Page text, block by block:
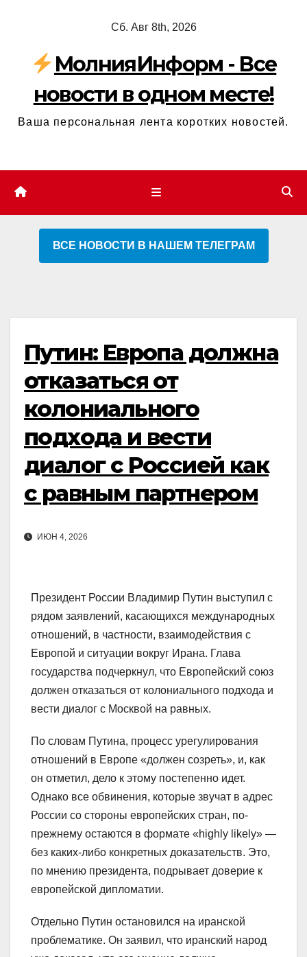
содержимому
Сб. Авг 8th, 2026
МолнияИнформ - Все
новости в одном месте!
Ваша персональная лента коротких новостей.
ВСЕ НОВОСТИ В НАШЕМ ТЕЛЕГРАМ
Путин: Европа должна
отказаться от
колониального
подхода и вести
диалог с Россией как
с равным партнером
ИЮН 4, 2026
Президент России Владимир Путин выступил с
рядом заявлений, касающихся международных
отношений, в частности, взаимодействия с
Европой и ситуации вокруг Ирана. Глава
государства подчеркнул, что Европейский союз
должен отказаться от колониального подхода и
вести диалог с Москвой на равных.
По словам Путина, процесс урегулирования
отношений в Европе «должен созреть», и, как
он отметил, дело к этому постепенно идет.
Однако все обвинения, которые звучат в адрес
России со стороны европейских стран, по-
прежнему остаются в формате «highly likely» —
без каких-либо конкретных доказательств. Это,
по мнению президента, подрывает доверие к
европейской дипломатии.
Отдельно Путин остановился на иранской
проблематике. Он заявил, что иранский народ